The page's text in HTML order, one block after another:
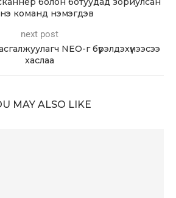
команд нэмэгдэв
next post
NEO-г бүрэлдэхүүнээсээ
хаслаа
MAY ALSO LIKE